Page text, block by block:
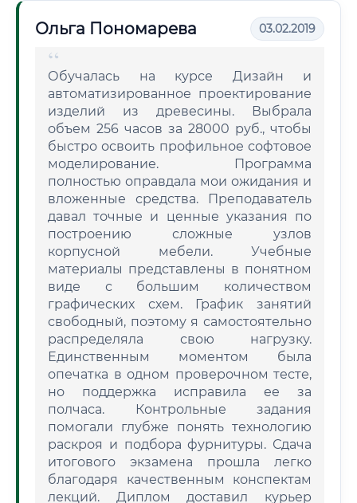
Ольга Пономарева 03.02.2019
Обучалась на курсе Дизайн и
автоматизированное проектирование
изделий из древесины. Выбрала
объем 256 часов за 28000 руб., чтобы
быстро освоить профильное софтовое
моделирование. Программа
полностью оправдала мои ожидания и
вложенные средства. Преподаватель
давал точные и ценные указания по
построению сложные узлов
корпусной мебели. Учебные
материалы представлены в понятном
виде с большим количеством
графических схем. График занятий
свободный, поэтому я самостоятельно
распределяла свою нагрузку.
Единственным моментом была
опечатка в одном проверочном тесте,
но поддержка исправила ее за
полчаса. Контрольные задания
помогали глубже понять технологию
раскроя и подбора фурнитуры. Сдача
итогового экзамена прошла легко
благодаря качественным конспектам
лекций. Диплом доставил курьер